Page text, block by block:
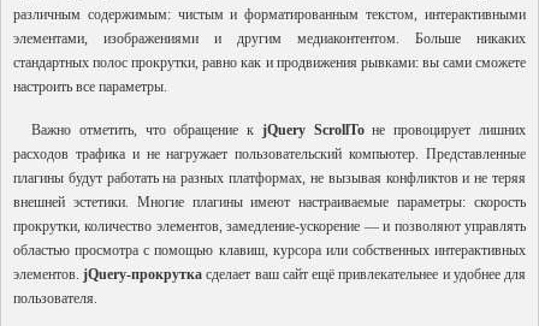
различным содержимым: чистым и форматированным текстом, интерактивными
элементами, изображениями и другим медиаконтентом. Больше никаких
стандартных полос прокрутки, равно как и продвижения рывками: вы сами сможете
настроить все параметры.
Важно отметить, что обращение к jQuery ScrollToне провоцирует лишних
расходов трафика и не нагружает пользовательский компьютер. Представленные
плагины будут работать на разных платформах, не вызывая конфликтов и не теряя
внешней эстетики. Многие плагины имеют настраиваемые параметры: скорость
прокрутки, количество элементов, замедление-ускорение — и позволяют управлять
областью просмотра с помощью клавиш, курсора или собственных интерактивных
элементов.jQuery-прокрутка сделает ваш сайт ещё привлекательнее и удобнее для
пользователя.